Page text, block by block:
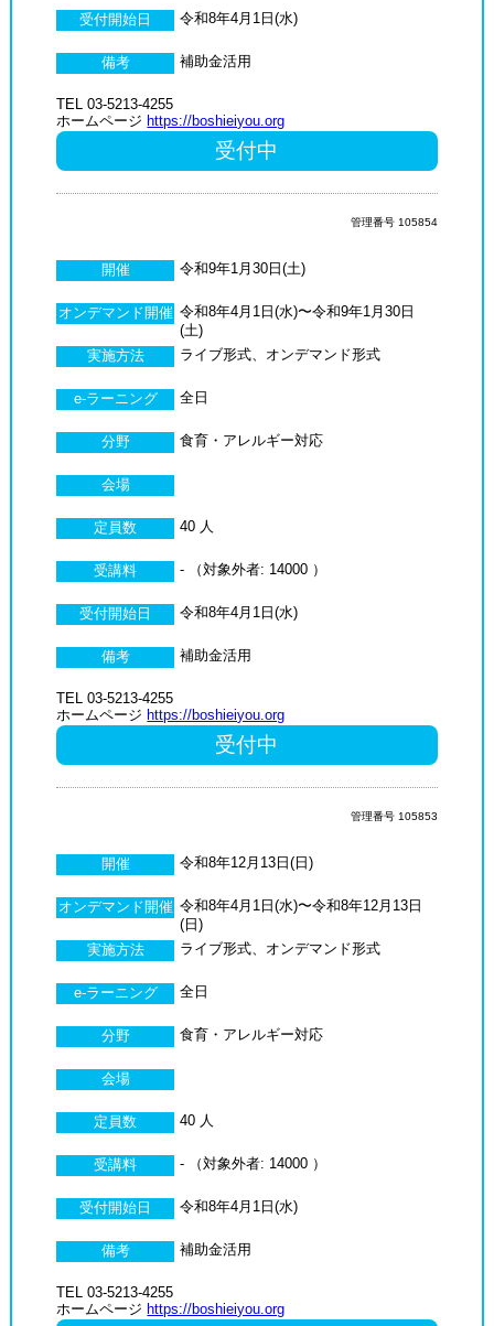
受付開始日 令和8年4月1日(水)
備考 補助金活用
TEL 03-5213-4255
ホームページ https://boshieiyou.org
受付中
開催 令和9年1月30日(土)
オンデマンド開催 令和8年4月1日(水)〜令和9年1月30日
(土)
実施方法
ライブ形式、オンデマンド形式
e-ラーニング 全日
分野 食育・アレルギー対応
会場
定員数 40 人
受講料 - （対象外者: 14000 ）
受付開始日 令和8年4月1日(水)
備考 補助金活用
TEL 03-5213-4255
ホームページ https://boshieiyou.org
受付中
管理番号 105854
開催 令和8年12月13日(日)
オンデマンド開催 令和8年4月1日(水)〜令和8年12月13日
(日)
実施方法
ライブ形式、オンデマンド形式
e-ラーニング 全日
分野 食育・アレルギー対応
会場
定員数 40 人
受講料 - （対象外者: 14000 ）
受付開始日 令和8年4月1日(水)
備考 補助金活用
TEL 03-5213-4255
ホームページ https://boshieiyou.org
管理番号 105853